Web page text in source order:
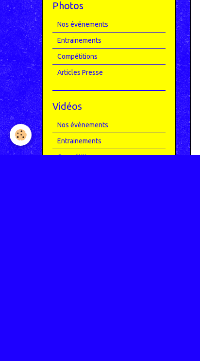
Photos
Nos événements
Entrainements
Compétitions
Articles Presse
Vidéos
Nos évènements
Entrainements
Compétitions